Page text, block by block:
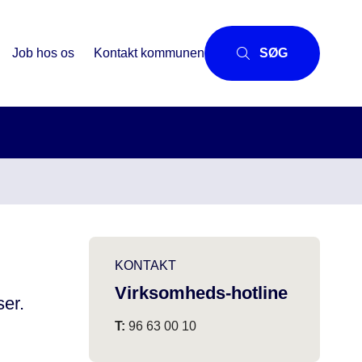
Job hos os Kontakt kommunen SØG
KONTAKT
Virksomheds-hotline
T: 96 63 00 10